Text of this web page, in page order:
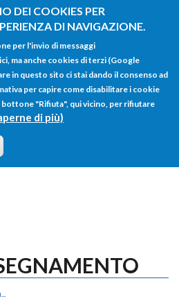
DEI COOKIES PER
DI NAVIGAZIONE.
per l'invio di messaggi
ma anche cookies di terzi (Google
in questo sito ci stai dando il consenso ad
per capire come disabilitare i cookie
"Rifiuta", qui vicino, per rifiutare
di più)